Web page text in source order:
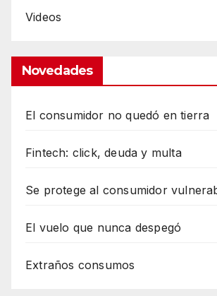
Videos
Novedades
El consumidor no quedó en tierra
Fintech: click, deuda y multa
Se protege al consumidor
El vuelo que nunca despegó
Extraños consumos